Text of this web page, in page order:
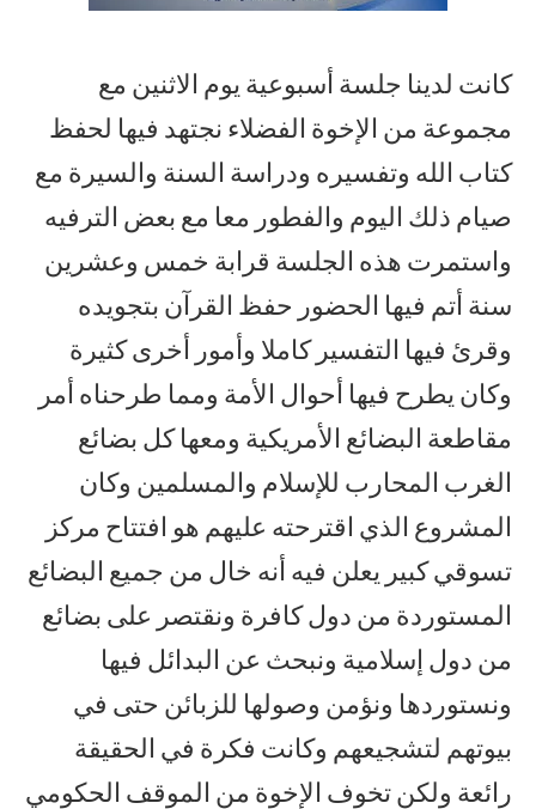
كانت لدينا جلسة أسبوعية يوم الاثنين مع
مجموعة من الإخوة الفضلاء نجتهد فيها لحفظ
كتاب الله وتفسيره ودراسة السنة والسيرة مع
صيام ذلك اليوم والفطور معا مع بعض الترفيه
واستمرت هذه الجلسة قرابة خمس وعشرين
سنة أتم فيها الحضور حفظ القرآن بتجويده
وقرئ فيها التفسير كاملا وأمور أخرى كثيرة
وكان يطرح فيها أحوال الأمة ومما طرحناه أمر
مقاطعة البضائع الأمريكية ومعها كل بضائع
الغرب المحارب للإسلام والمسلمين وكان
المشروع الذي اقترحته عليهم هو افتتاح مركز
تسوقي كبير يعلن فيه أنه خال من جميع البضائع
المستوردة من دول كافرة ونقتصر على بضائع
من دول إسلامية ونبحث عن البدائل فيها
ونستوردها ونؤمن وصولها للزبائن حتى في
بيوتهم لتشجيعهم وكانت فكرة في الحقيقة
رائعة ولكن تخوف الإخوة من الموقف الحكومي